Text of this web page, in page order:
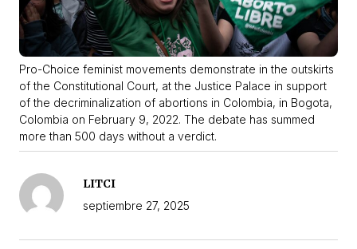
Pro-Choice feminist movements demonstrate in the outskirts
of the Constitutional Court, at the Justice Palace in support
of the decriminalization of abortions in Colombia, in Bogota,
Colombia on February 9, 2022. The debate has summed
more than 500 days without a verdict.
LITCI
septiembre 27, 2025